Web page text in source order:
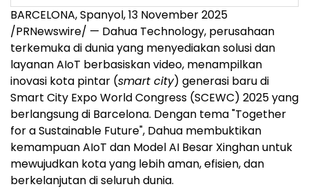
BARCELONA, Spanyol,13 November 2025
/PRNewswire/ — Dahua Technology, perusahaan
terkemuka di dunia yang menyediakan solusi dan
layanan AIoT berbasiskan video, menampilkan
inovasi kota pintar (smart city) generasi baru di
Smart City Expo World Congress (SCEWC) 2025 yang
berlangsung di Barcelona. Dengan tema "Together
for a Sustainable Future", Dahua membuktikan
kemampuan AIoT dan Model AI Besar Xinghan untuk
mewujudkan kota yang lebih aman, efisien, dan
berkelanjutan di seluruh dunia.